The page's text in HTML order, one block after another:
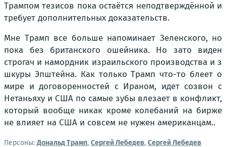
Трампом тезисов пока остаётся неподтверждённой и
требует дополнительных доказательств.
Мне Трамп все больше напоминает Зеленского, но
пока без британского ошейника. Но зато виден
строгач и намордник израильского производства и з
шкуры Эпштейна. Как только Трамп что-то блеет о
мире и договоренностей с Ираном, идет созвон с
Нетаньяху и США по самые зубы влезает в конфликт,
который вообще никак кроме колебаний на бирже
не влияет на США и совсем не нужен американцам..
Персоны: Дональд Трамп, Сергей Лебедев, Сергей Лебедев